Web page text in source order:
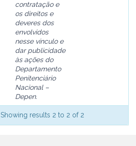
contratação e
os direitos e
deveres dos
envolvidos
nesse vínculo e
dar publicidade
às ações do
Departamento
Penitenciário
Nacional –
Depen.
Showing results 2 to 2 of 2